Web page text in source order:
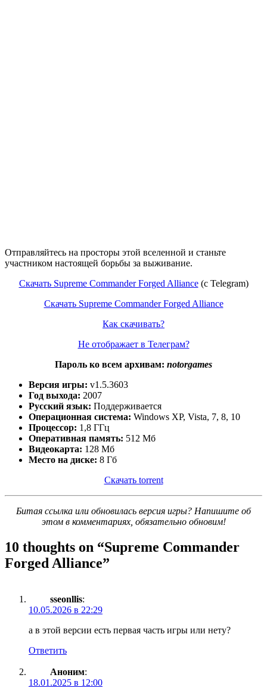
Отправляйтесь на просторы этой вселенной и станьте
участником настоящей борьбы за выживание.
Скачать Supreme Commander Forged Alliance(c Telegram)
Скачать Supreme Commander Forged Alliance
Как скачивать?
Не отображает в Телеграм?
Пароль ко всем архивам: notorgames
Версия игры: v1.5.3603
Год выхода: 2007
Русский язык: Поддерживается
Операционная система: Windows XP, Vista, 7, 8, 10
Процессор: 1,8 ГГц
Оперативная память: 512 Мб
Видеокарта: 128 Мб
Место на диске: 8 Гб
Скачать torrent
Битая ссылка или обновилась версия игры? Напишите об
этом в комментариях, обязательно обновим!
10 thoughts on “Supreme Commander
Forged Alliance”
sseonllis:
10.05.2026 в 22:29
а в этой версии есть первая часть игры или нету?
Ответить
Аноним:
18.01.2025 в 12:00